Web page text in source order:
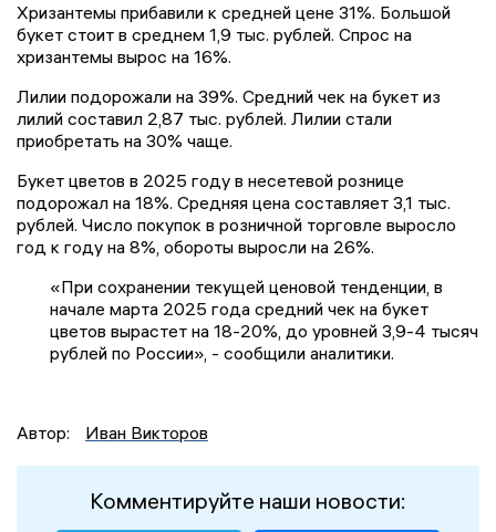
Хризантемы прибавили к средней цене 31%. Большой
букет стоит в среднем 1,9 тыс. рублей. Спрос на
хризантемы вырос на 16%.
Лилии подорожали на 39%. Средний чек на букет из
лилий составил 2,87 тыс. рублей. Лилии стали
приобретать на 30% чаще.
Букет цветов в 2025 году в несетевой рознице
подорожал на 18%. Средняя цена составляет 3,1 тыс.
рублей. Число покупок в розничной торговле выросло
год к году на 8%, обороты выросли на 26%.
«При сохранении текущей ценовой тенденции, в
начале марта 2025 года средний чек на букет
цветов вырастет на 18-20%, до уровней 3,9-4 тысяч
рублей по России», - сообщили аналитики.
Автор: Иван Викторов
Комментируйте наши новости: